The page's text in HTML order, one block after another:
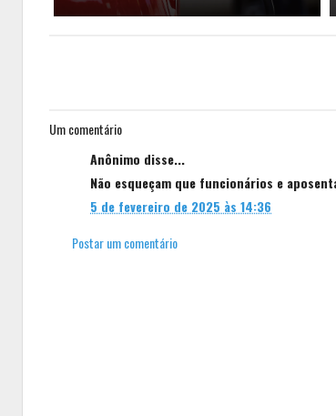
Um comentário
Anônimo disse...
Não esqueçam que funcionários e
5 de fevereiro de 2025 às 14:36
Postar um comentário